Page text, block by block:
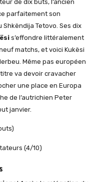
de dix buts, l’ancien
parfaitement son
Tetovo. Ses dix
s’effondre littéralement
matchs, et voici Kukësi
Même pas européen
va devoir cravacher
une place en Europa
de l’autrichien Peter
janvier.
(4/10)